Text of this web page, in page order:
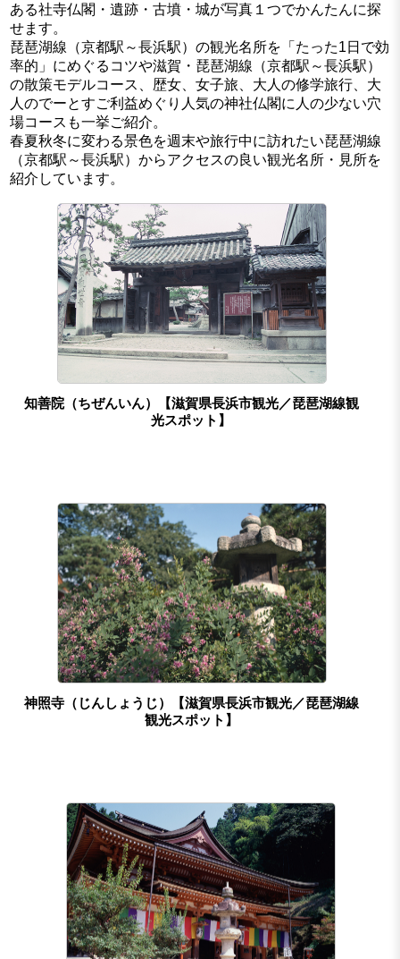
ある社寺仏閣・遺跡・古墳・城が写真１つでかんたんに探
せます。
琵琶湖線（京都駅～長浜駅）の観光名所を「たった1日で効
率的」にめぐるコツや滋賀・琵琶湖線（京都駅～長浜駅）
の散策モデルコース、歴女、女子旅、大人の修学旅行、大
人のでーとすご利益めぐり人気の神社仏閣に人の少ない穴
場コースも一挙ご紹介。
春夏秋冬に変わる景色を週末や旅行中に訪れたい琵琶湖線
（京都駅～長浜駅）からアクセスの良い観光名所・見所を
紹介しています。
知善院（ちぜんいん）【滋賀県長浜市観光／琵琶湖線観
光スポット】
神照寺（じんしょうじ）【滋賀県長浜市観光／琵琶湖線
観光スポット】